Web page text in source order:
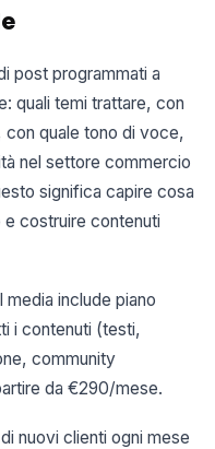
post programmati a
quali temi trattare, con
quale tono di voce,
nel settore commercio
significa capire cosa
costruire contenuti
include piano
i contenuti (testi,
community
da €290/mese.
nuovi clienti ogni mese